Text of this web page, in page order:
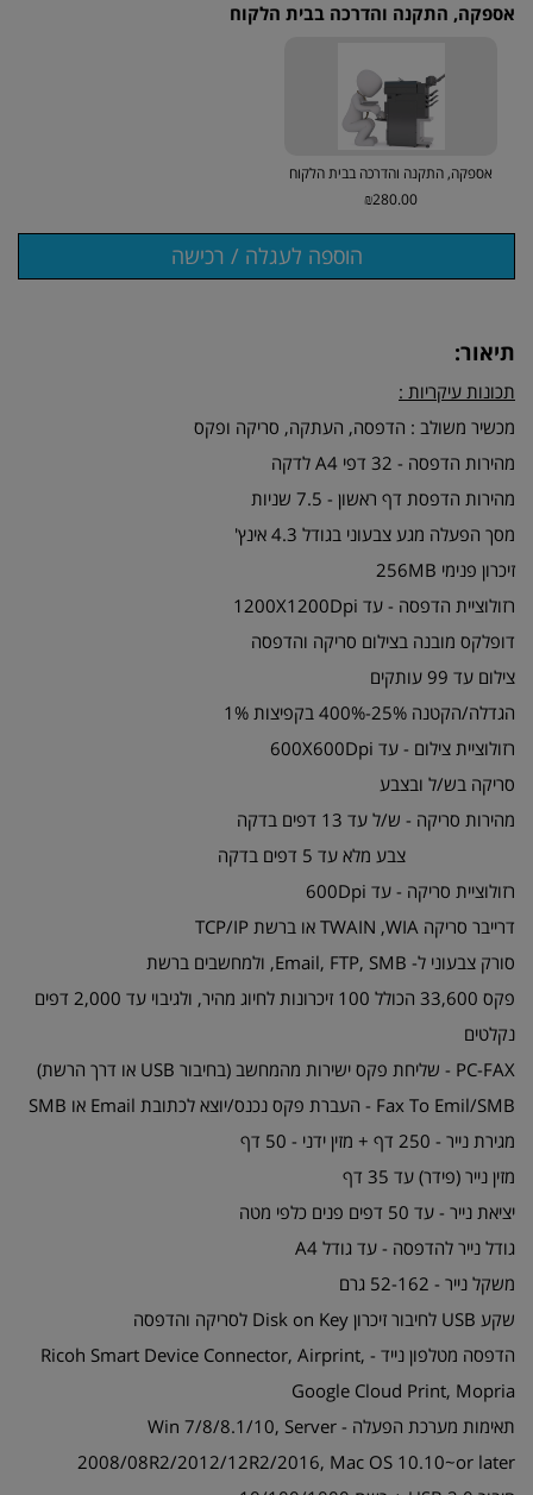
אספקה, התקנה והדרכה בבית הלקוח
אספקה, התקנה והדרכה בבית הלקוח
₪280.00
תיאור:
תכונות עיקריות :
מכשיר משולב : הדפסה, העתקה, סריקה ופקס
מהירות הדפסה - 32 דפי A4 לדקה
מהירות הדפסת דף ראשון - 7.5 שניות
מסך הפעלה מגע צבעוני בגודל 4.3 אינץ'
זיכרון פנימי 256MB
רזולוציית הדפסה - עד 1200X1200Dpi
דופלקס מובנה בצילום סריקה והדפסה
צילום עד 99 עותקים
הגדלה/הקטנה 25%-400% בקפיצות 1%
רזולוציית צילום - עד 600X600Dpi
סריקה בש/ל ובצבע
מהירות סריקה - ש/ל עד 13 דפים בדקה
צבע מלא עד 5 דפים בדקה
רזולוציית סריקה - עד 600Dpi
דרייבר סריקה TWAIN ,WIA או ברשת TCP/IP
סורק צבעוני ל- Email, FTP, SMB, ולמחשבים ברשת
פקס 33,600 הכולל 100 זיכרונות לחיוג מהיר, ולגיבוי עד 2,000 דפים
נקלטים
PC-FAX - שליחת פקס ישירות מהמחשב (בחיבור USB או דרך הרשת)
Fax To Emil/SMB - העברת פקס נכנס/יוצא לכתובת Email או SMB
מגירת נייר - 250 דף + מזין ידני - 50 דף
מזין נייר (פידר) עד 35 דף
יציאת נייר - עד 50 דפים פנים כלפי מטה
גודל נייר להדפסה - עד גודל A4
משקל נייר - 52-162 גרם
שקע USB לחיבור זיכרון Disk on Key לסריקה והדפסה
הדפסה מטלפון נייד - Ricoh Smart Device Connector, Airprint,
Google Cloud Print, Mopria
תאימות מערכת הפעלה - Win 7/8/8.1/10, Server
2008/08R2/2012/12R2/2016, Mac OS 10.10~or later